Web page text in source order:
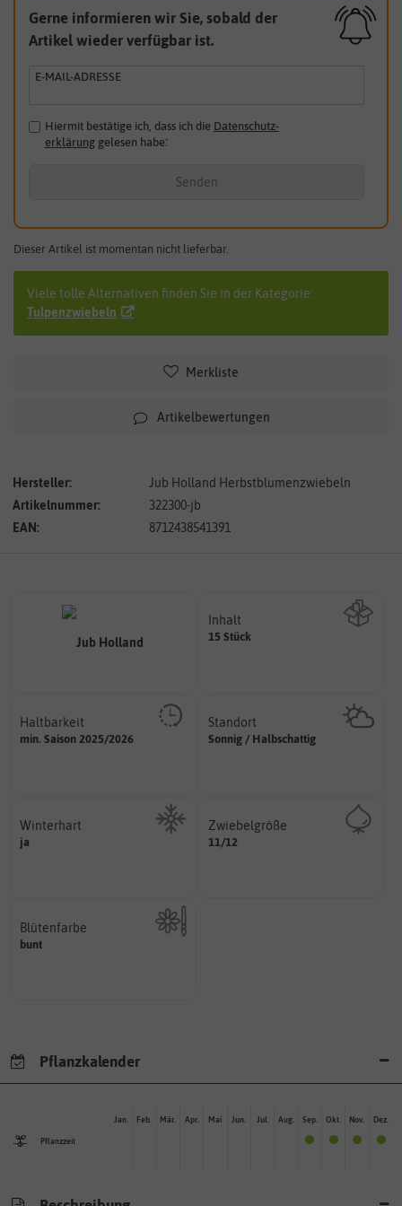
Gerne informieren wir Sie, sobald der
Artikel wieder verfügbar ist.
E-MAIL-ADRESSE
Hiermit bestätige ich, dass ich die Daten­schutz­
erklärunggelesen habe.*
Senden
Dieser Artikel ist momentan nicht lieferbar.
Viele tolle Alternativen finden Sie in der Kategorie:
Tulpenzwiebeln
Merkliste
Artikelbewertungen
Hersteller:
Jub Holland Herbstblumenzwiebeln
Artikelnummer:
322300-jb
EAN:
8712438541391
Inhalt
15 StückWie viel ist enthalten
Haltbarkeit
min. Saison 2025/2026
und Pflanzgut sehr gut keimen
sollte.
Standort
Sonnig / Halbschattig
Pflanze? (schattig, halbschattig,
sonnig, vollsonnig)
Winterhart
ja
Probleme überwintern können.
Zwiebelgröße
11/12
ersten und zweiten Wert
variieren.
Blütenfarbe
bunt
Kann auch mehrfarbig sein.
Pflanzkalender
Pflanzzeit
Jan. Feb. Mär. Apr. Mai Jun. Jul. Aug. Sep. Okt. Nov. Dez.